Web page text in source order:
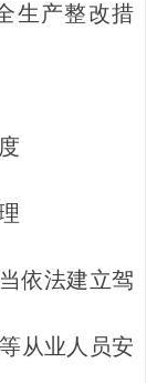
产整改措
法建立驾
从业人员安